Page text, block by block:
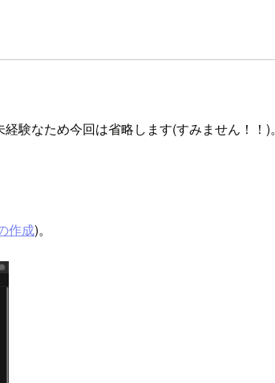
験なため今回は省略します(すみません！！)。
作成)。